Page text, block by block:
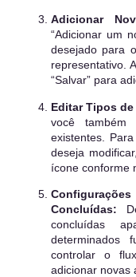
Adicionar
“Adicionar um
desejado para
representativo.
“Salvar” para
Editar Tipos
você
existentes.
deseja
ícone conforme
Concluídas:
concluídas
determinados
controlar o
adicionar novas